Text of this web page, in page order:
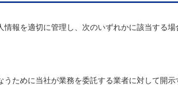
情報を適切に管理し、次のいずれかに該当する
うために当社が業務を委託する業者に対して開示